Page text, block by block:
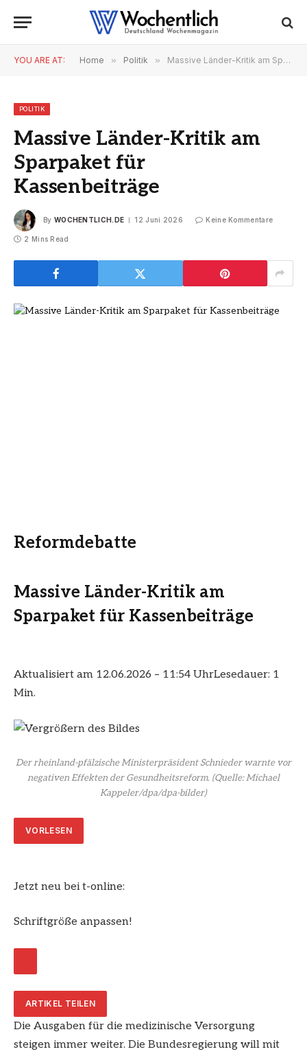
YOU ARE AT: Home » Politik » Massive Länder-Kritik am Sparpaket für Kassenbeiträge
POLITIK
Massive Länder-Kritik am
Sparpaket für
Kassenbeiträge
By WOCHENTLICH.DE 12 Juni 2026 Keine Kommentare
2 Mins Read
Reformdebatte
Massive Länder-Kritik am
Sparpaket für Kassenbeiträge
Aktualisiert am 12.06.2026 – 11:54 UhrLesedauer: 1
Min.
Der rheinland-pfälzische Ministerpräsident Schnieder warnte vor
negativen Effekten der Gesundheitsreform. (Quelle: Michael
Kappeler/dpa/dpa-bilder)
VORLESEN
Jetzt neu bei t-online:
Schriftgröße anpassen!
ARTIKEL TEILEN
Die Ausgaben für die medizinische Versorgung
steigen immer weiter. Die Bundesregierung will mit